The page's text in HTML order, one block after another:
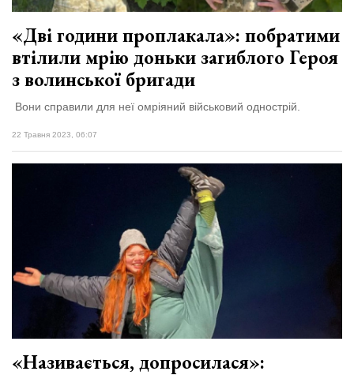
«Дві години проплакала»: побратими
втілили мрію доньки загиблого Героя
з волинської бригади
Вони справили для неї омріяний військовий однострій.
22 Травня 2023, 06:07
«Називається, допросилася»: